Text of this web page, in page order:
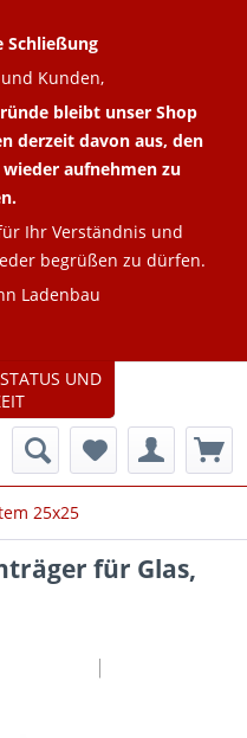
25x25
für Glas,
UND
Schließung
Kunden,
bleibt unser Shop
derzeit davon aus, den
wieder aufnehmen zu
Ihr Verständnis und
begrüßen zu dürfen.
Ladenbau